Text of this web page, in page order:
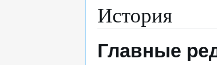
История
Главные